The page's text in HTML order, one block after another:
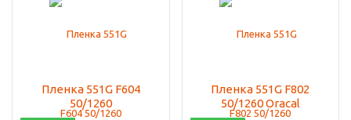
Пленка 551G F604
50/1260
Пленка 551G F802
50/1260 Oracal